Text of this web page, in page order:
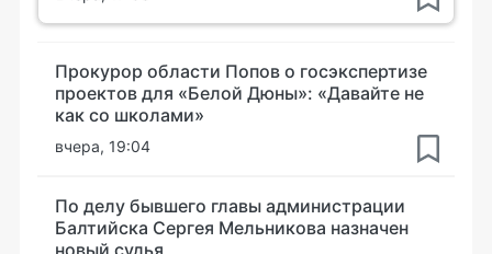
Прокурор области Попов о госэкспертизе
проектов для «Белой Дюны»: «Давайте не
как со школами»
вчера, 19:04
По делу бывшего главы администрации
Балтийска Сергея Мельникова назначен